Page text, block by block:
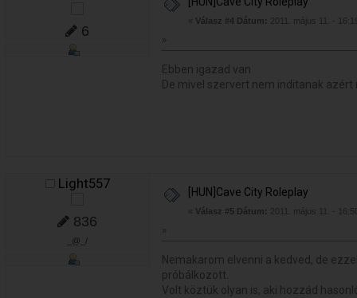
6
« Válasz #4 Dátum:
2011. május 11. -
»
Ebben igazad van
De mivel szervert nem inditanak
Light557
836
_@_/
[HUN]Cave City Roleplay
« Válasz #5 Dátum:
2011. május 11. -
»
Nemakarom elvenni a kedved, de
próbálkozott.
Volt köztük olyan is, aki hozzád